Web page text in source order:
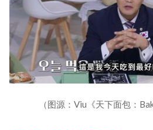
（图源：Viu《天下面包：